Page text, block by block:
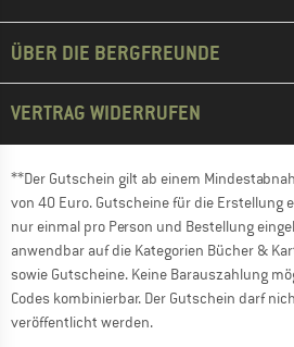
ÜBER DIE BERGFREUNDE
VERTRAG WIDERRUFEN
**Der Gutschein gilt ab einem
von 40 Euro. Gutscheine für die Erstellung
nur einmal pro Person und Bestellung
anwendbar auf die Kategorien Bücher &
sowie Gutscheine. Keine Barauszahlung
Codes kombinierbar. Der Gutschein darf
veröffentlicht werden.